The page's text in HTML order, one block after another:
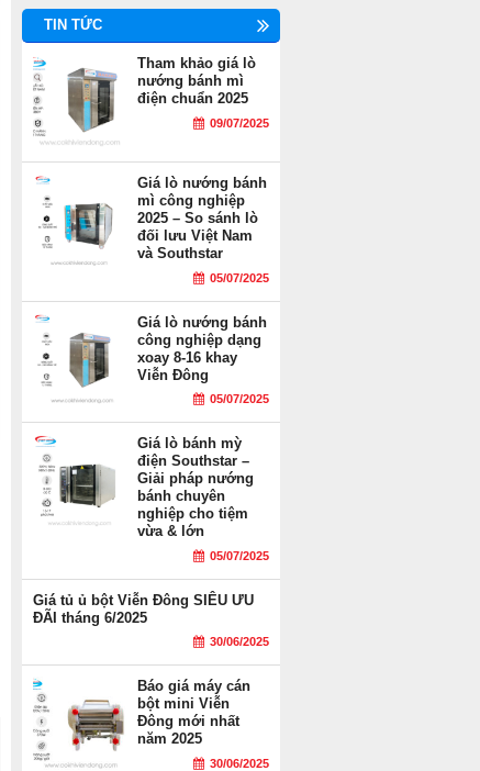
TIN TỨC
Tham khảo giá lò
nướng bánh mì
điện chuẩn 2025
09/07/2025
Giá lò nướng bánh
mì công nghiệp
2025 – So sánh lò
đối lưu Việt Nam
và Southstar
05/07/2025
Giá lò nướng bánh
công nghiệp dạng
xoay 8-16 khay
Viễn Đông
05/07/2025
Giá lò bánh mỳ
điện Southstar –
Giải pháp nướng
bánh chuyên
nghiệp cho tiệm
vừa & lớn
05/07/2025
Giá tủ ủ bột Viễn Đông SIÊU ƯU
ĐÃI tháng 6/2025
30/06/2025
Báo giá máy cán
bột mini Viễn
Đông mới nhất
năm 2025
30/06/2025